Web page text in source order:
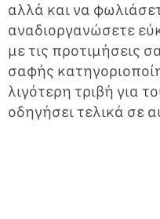
αλλά και να
αναδιοργανώσετε
με τις προτιμήσεις
σαφής
λιγότερη τριβή για
οδηγήσει τελικά σε